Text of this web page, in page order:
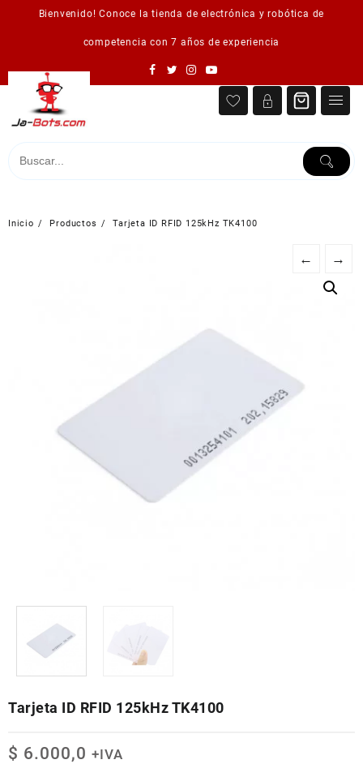
Bienvenido! Conoce la tienda de electrónica y robótica de
competencia con 7 años de experiencia
Inicio Productos Tarjeta ID RFID 125kHz TK4100
← →
Tarjeta ID RFID 125kHz TK4100
$ 6.000,0 +IVA